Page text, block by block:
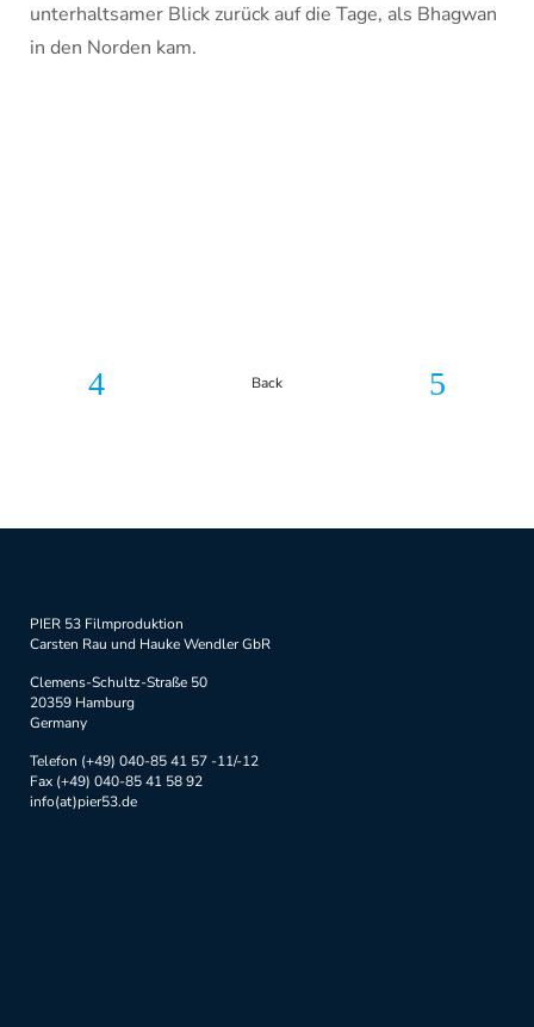
unterhaltsamer Blick zurück auf die Tage, als Bhagwan
in den Norden kam.
Back
PIER 53 Filmproduktion
Carsten Rau und Hauke Wendler GbR
Clemens-Schultz-Straße 50
20359 Hamburg
Germany
Telefon (+49) 040-85 41 57 -11/-12
Fax (+49) 040-85 41 58 92
info(at)pier53.de